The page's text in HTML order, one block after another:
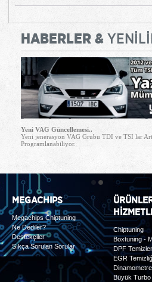
HABERLER &
Yeni VAG Güncellemesi..
Yeni jenerasyon VAG Grubu TDI ve TSI lar
Programlanabiliyor.
MEGACHIPS
Megachips Chiptuning
Ne Dediler?
Destekçiler
Sıkça Sorulan Sorular
Chiptuning
Boxtuning -
DPF
EGR
Dinamometre
Büyük Turbo